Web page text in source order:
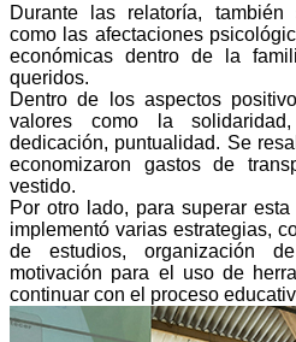
Durante las relatoría, también
como las afectaciones
económicas dentro de la
queridos.
Dentro de los aspectos
valores como la solidaridad,
dedicación, puntualidad. Se
economizaron gastos de
vestido.
Por otro lado, para superar
implementó varias estrategias,
de estudios, organización
motivación para el uso de
continuar con el proceso